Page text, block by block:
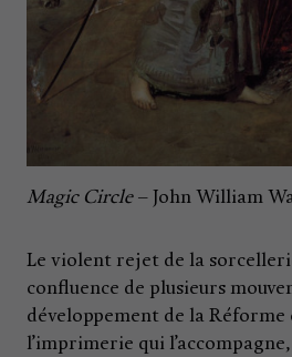
Magic Circle– John William
Le violent rejet de la
confluence de plusieurs
développement de la Réforme
l’imprimerie qui